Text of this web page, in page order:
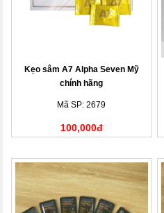
Kẹo sâm A7 Alpha Seven Mỹ
chính hãng
Mã SP: 2679
100,000đ